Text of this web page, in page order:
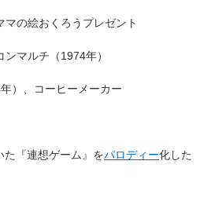
の絵おくろうプレゼント
マルチ（1974年）
）、コーヒーメーカー
た『連想ゲーム』をパロディー化した